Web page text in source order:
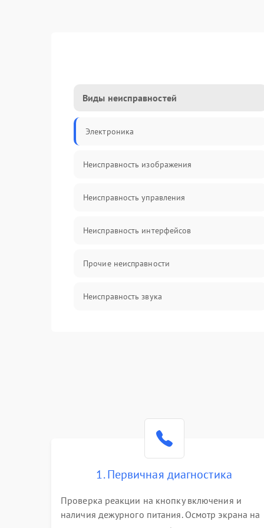
Виды неисправностей
Электроника
Неисправность изображения
Неисправность управления
Неисправность интерфейсов
Прочие неисправности
Неисправность звука
1. Первичная диагностика
Проверка реакции на кнопку включения и
наличия дежурного питания. Осмотр экрана на